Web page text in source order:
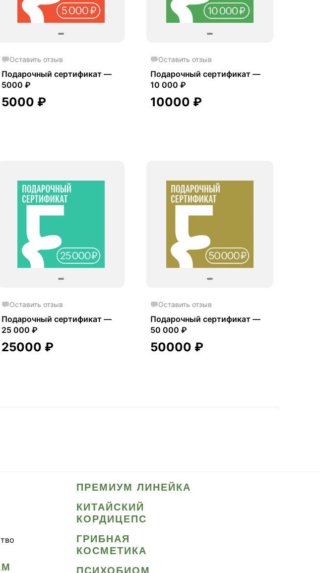
Оставить отзыв
Подарочный сертификат —
5000 ₽
5000 ₽
Оставить отзыв
Подарочный сертификат —
10 000 ₽
10000 ₽
Оставить отзыв
Подарочный сертификат —
25 000 ₽
25000 ₽
Оставить отзыв
Подарочный сертификат —
50 000 ₽
50000 ₽
ПРЕМИУМ ЛИНЕЙКА
КИТАЙСКИЙ
КОРДИЦЕПС
ГРИБНАЯ
КОСМЕТИКА
ПСИХОБИОМ